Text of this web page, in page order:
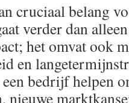
cruciaal belang
verder dan
het omvat ook
en
bedrijf helpen
nieuwe